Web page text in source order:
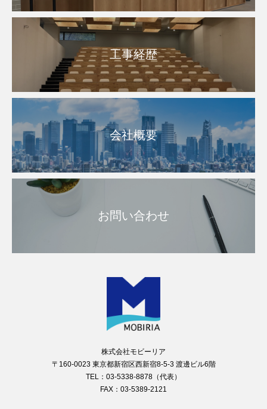
工事経歴
会社概要
お問い合わせ
株式会社モビーリア
〒160-0023 東京都新宿区西新宿8-5-3 渡邊ビル6階
TEL：03-5338-8878（代表）
FAX：03-5389-2121